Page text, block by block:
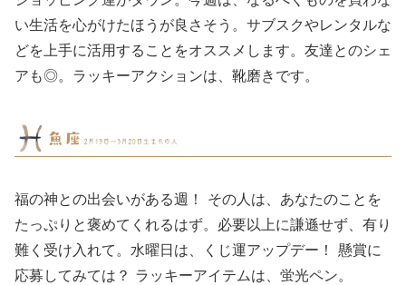
い生活を心がけたほうが良さそう。サブスクやレンタルな
どを上手に活用することをオススメします。友達とのシェ
アも◎。ラッキーアクションは、靴磨きです。
福の神との出会いがある週！ その人は、あなたのことを
たっぷりと褒めてくれるはず。必要以上に謙遜せず、有り
難く受け入れて。水曜日は、くじ運アップデー！ 懸賞に
応募してみては？ ラッキーアイテムは、蛍光ペン。